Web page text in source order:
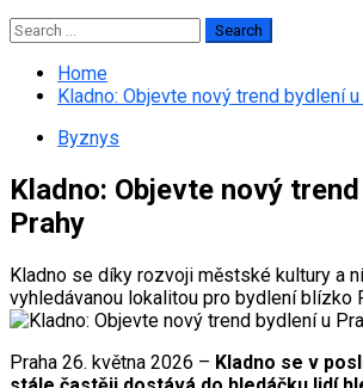
Search
for:
Home
Kladno: Objevte nový trend bydlení
Byznys
Kladno: Objevte nový
Prahy
Kladno se díky rozvoji městské kultury a
vyhledávanou lokalitou pro bydlení blízko
Praha 26. května 2026 – Kladno se v